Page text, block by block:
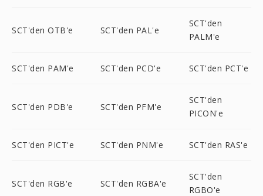
SCT'den OTB'e SCT'den PAL'e
SCT'den
PALM'e
SCT'den PAM'e SCT'den PCD'e SCT'den PCT'e
SCT'den PDB'e SCT'den PFM'e
SCT'den
PICON'e
SCT'den PICT'e SCT'den PNM'e SCT'den RAS'e
SCT'den RGB'e SCT'den RGBA'e
SCT'den
RGBO'e